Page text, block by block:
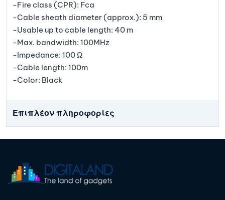
-Fire class (CPR): Fca
-Cable sheath diameter (approx.): 5 mm
-Usable up to cable length: 40 m
-Max. bandwidth: 100MHz
-Impedance: 100 Ω
-Cable length: 100m
-Color: Black
Επιπλέον πληροφορίες